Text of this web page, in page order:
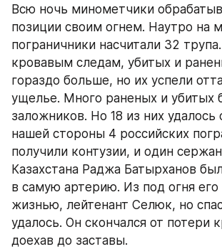
Всю ночь минометчики
позиции своим огнем. Наутро на
пограничники насчитали 32
кровавым следам, убитых и
гораздо больше, но их успели
ущелье. Много раненых и убитых
заложников. Но 18 из них удалось
нашей стороны 4 российских
получили контузии, и один
Казахстана Раджа Батырханов
в самую артерию. Из под огня его
жизнью, лейтенант Селюк, но
удалось. Он скончался от потери
доехав до заставы.